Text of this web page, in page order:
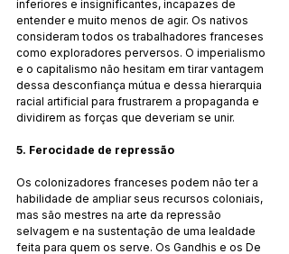
inferiores e insignificantes, incapazes de
entender e muito menos de agir. Os nativos
consideram todos os trabalhadores franceses
como exploradores perversos. O imperialismo
e o capitalismo não hesitam em tirar vantagem
dessa desconfiança mútua e dessa hierarquia
racial artificial para frustrarem a propaganda e
dividirem as forças que deveriam se unir.
5. Ferocidade de repressão
Os colonizadores franceses podem não ter a
habilidade de ampliar seus recursos coloniais,
mas são mestres na arte da repressão
selvagem e na sustentação de uma lealdade
feita para quem os serve. Os Gandhis e os De